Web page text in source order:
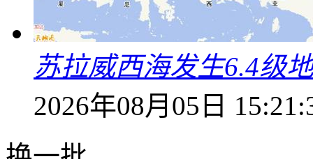
苏拉威西海发生6.4级
2026年08月05日